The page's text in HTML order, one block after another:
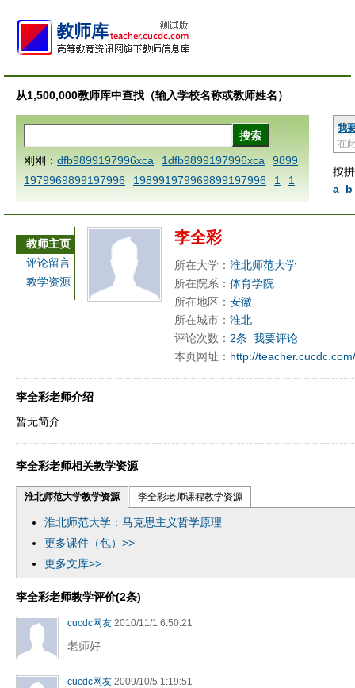
从1,500,000教师库中查找（输入学校名称或教师姓名）
我
在
按
a b
刚刚： dfb9899197996xca 1dfb9899197996xca
9899
1979969899197996
198991979969899197996 1
1
AAABBBCCCdefine blablaenddefine dfbxyzendtemplat
a
1dfbmath key98991 methodmultiply operand97996x
ca
1dfbsetx9899197996xxca 1dfbthisxca
1dfbxca12
3
1dfbzzzzzzzzbbbccccdddeeexcareplacezo
1printdf
b 9899197996 xca
AAABBBCCCdefine blablaenddefin
e dfbxyzendtemplate dfbCCCBBBAAA
dfb
dfb989919
dfbmath key98991 methodmulti
dfbsetx9899197996xxca
教师主页
评论留言
教学资源
李全彩
所在大学： 淮北师范大学
所在院系： 体育学院
所在地区： 安徽
所在城市： 淮北
评论次数： 2条 我要评论
本页网址： http://
李全彩老师介绍
暂无简介
李全彩老师相关教学资源
淮北师范大学教学资源 李全彩老师课程教学资源
淮北师范大学：马克思主义哲学原理
更多课件（包）>>
更多文库>>
李全彩老师教学评价(2条)
cucdc网友 2010/11/1 6:50:21
老师好
cucdc网友 2009/10/5 1:19:51